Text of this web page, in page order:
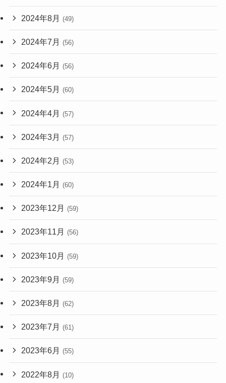
2024年8月 (49)
2024年7月 (56)
2024年6月 (56)
2024年5月 (60)
2024年4月 (57)
2024年3月 (57)
2024年2月 (53)
2024年1月 (60)
2023年12月 (59)
2023年11月 (56)
2023年10月 (59)
2023年9月 (59)
2023年8月 (62)
2023年7月 (61)
2023年6月 (55)
2022年8月 (10)